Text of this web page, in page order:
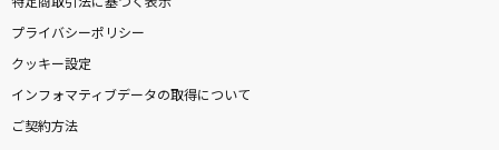
JUJU
何様 feat. ぼくのりりっくのぼうよみ
プライバシーポリシー
クッキー設定
インフォマティブデータの取得について
ご契約方法